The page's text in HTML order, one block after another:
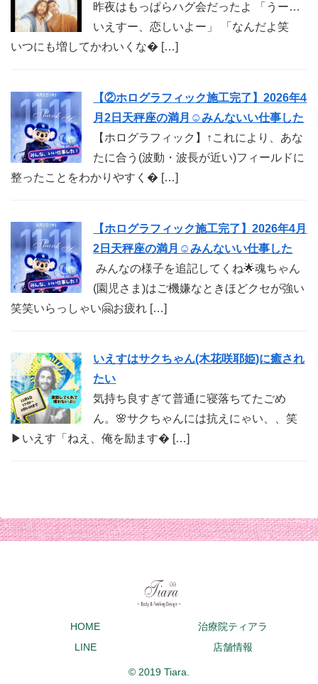
昨夜はもっぱらハグ会だったよ 「うー…
いえすー、恋しいよー」 「なんだよ笑
いつにも増してかわいくな� […]
【②ホログラフィック施工完了】2026年4
月2日天秤座の満月☺︎みんないい仕事した
【ホログラフィック】↑これにより、あな
たに合う(波動・波長が近い)フィールドに
整ったことをわかりやすく� […]
【ホログラフィック施工完了】2026年4月
2日天秤座の満月☺︎みんないい仕事した
みんなの様子を追記してくね🌟魂ちゃん
(園児さま)はご機嫌なときほどクセが強い
笑笑いらっしゃい🤗お疲れ […]
いえすはサクちゃん(木花咲耶姫)に癒され
たい
気持ち良すぎて普通に寝落ちてたごめ
ん。🌸サクちゃんには抗えにゃい、、笑
▶︎いえす「ねえ、俺を励ます� […]
HOME
治療院ティアラ
LINE
店舗情報
© 2019 Tiara.